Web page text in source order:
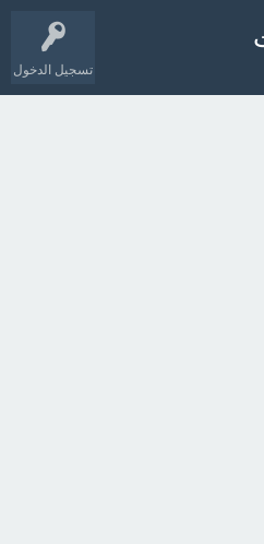
تسجيل الدخول